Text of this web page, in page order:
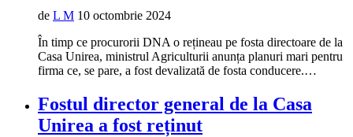
de L M 10 octombrie 2024
În timp ce procurorii DNA o rețineau pe fosta directoare de la
Casa Unirea, ministrul Agriculturii anunța planuri mari pentru
firma ce, se pare, a fost devalizată de fosta conducere.…
Fostul director general de la Casa
Unirea a fost reținut